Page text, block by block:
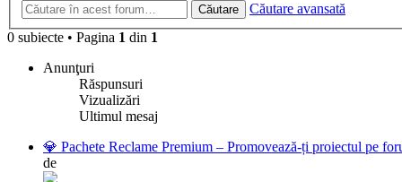
Căutare
Căutare avansată
0 subiecte • Pagina 1 din 1
Anunţuri
Răspunsuri
Vizualizări
Ultimul mesaj
💎 Pachete Reclame Premium – Promovează-ți proiectul pe
de